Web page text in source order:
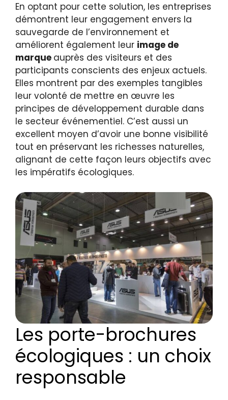
En optant pour cette solution, les entreprises
démontrent leur engagement envers la
sauvegarde de l’environnement et
améliorent également leur image de
marque auprès des visiteurs et des
participants conscients des enjeux actuels.
Elles montrent par des exemples tangibles
leur volonté de mettre en œuvre les
principes de développement durable dans
le secteur événementiel. C’est aussi un
excellent moyen d’avoir une bonne visibilité
tout en préservant les richesses naturelles,
alignant de cette façon leurs objectifs avec
les impératifs écologiques.
Les porte-brochures
écologiques : un choix
responsable